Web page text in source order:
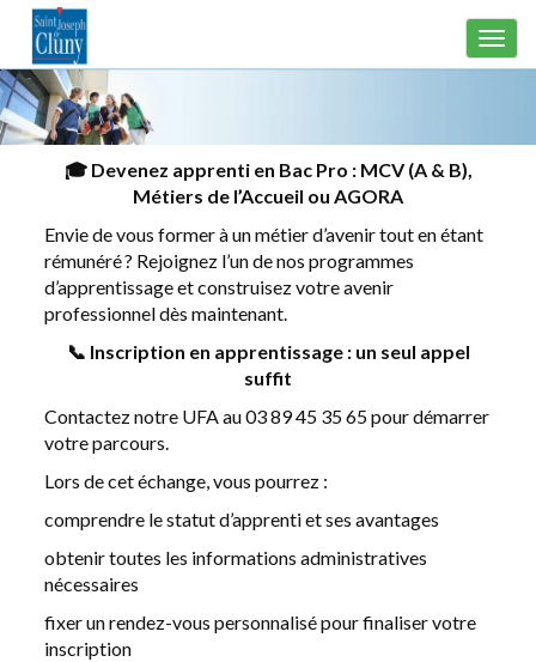
🎓 Devenez apprenti en Bac Pro : MCV (A & B),
Métiers de l’Accueil ou AGORA
Envie de vous former à un métier d’avenir tout en étant
rémunéré ? Rejoignez l’un de nos programmes
d’apprentissage et construisez votre avenir
professionnel dès maintenant.
📞 Inscription en apprentissage : un seul appel
suffit
Contactez notre UFA au 03 89 45 35 65 pour démarrer
votre parcours.
Lors de cet échange, vous pourrez :
comprendre le statut d’apprenti et ses avantages
obtenir toutes les informations administratives
nécessaires
fixer un rendez-vous personnalisé pour finaliser votre
inscription
Panneau de gestion des cookies